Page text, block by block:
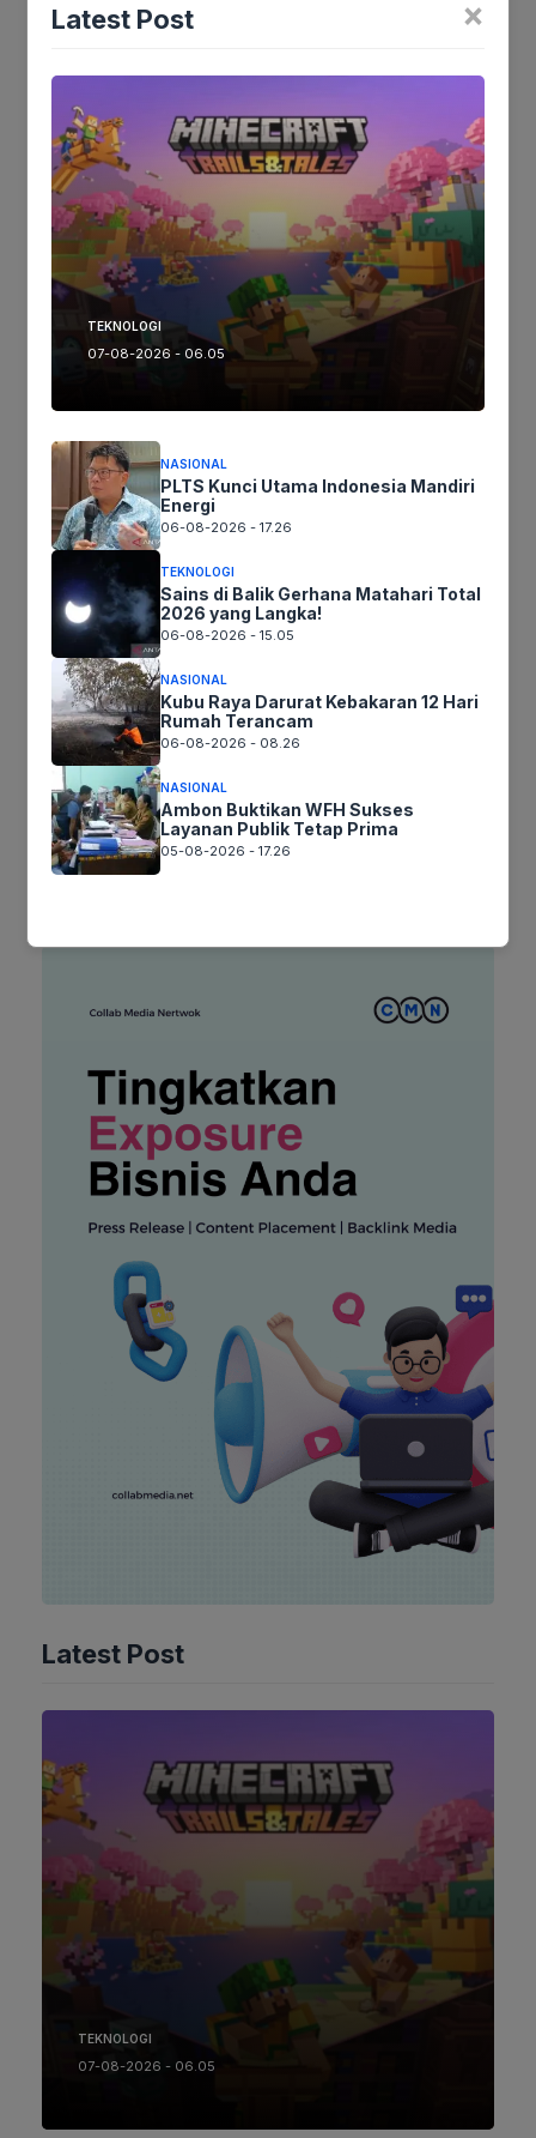
Tags:
Ikuti kami :
Tinggalkan komentar
Komentar
Surel
Situs
web
Simpan nama, email, dan situs web saya pada peramban ini
untuk komentar saya berikutnya.
Latest Post
TEKNOLOGI
07-08-2026 - 06.05
×
Latest Post
TEKNOLOGI
07-08-2026 - 06.05
NASIONAL
PLTS Kunci Utama Indonesia Mandiri
Energi
06-08-2026 - 17.26
TEKNOLOGI
Sains di Balik Gerhana Matahari Total
2026 yang Langka!
06-08-2026 - 15.05
NASIONAL
Kubu Raya Darurat Kebakaran 12 Hari
Rumah Terancam
06-08-2026 - 08.26
NASIONAL
Ambon Buktikan WFH Sukses
Layanan Publik Tetap Prima
05-08-2026 - 17.26